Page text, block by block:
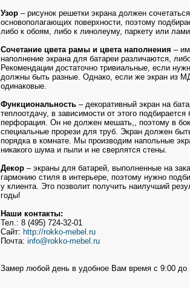
Узор – рисунок решетки экрана должен
основополагающих поверхности, поэтому
либо к обоям, либо к линолеуму, паркету или
Сочетание цвета рамы и цвета наполнения –
наполнение экрана для батареи различаются,
Рекомендации достаточно тривиальные, если
должны быть разные. Однако, если же экран из
одинаковые.
Функциональность – декоративный экран на
теплоотдачу, в зависимости от этого
перфорация. Он не должен мешать,, поэтому в
специальные прорези для труб. Экран должен
порядка в комнате. Мы производим напольные
никакого шума и пыли и не сверлятся стены.
Декор – экраны для батарей, выполненные на
гармонию стиля в интерьере, поэтому нужно
у клиента. Это позволит получить наилучший
годы!
Наши контакты:
Тел.: 8 (495) 724-32-01
Сайт: http://rokko-mebel.ru
Почта: info@rokko-mebel.ru
Замер любой день в удобное Вам время с 9:00 до